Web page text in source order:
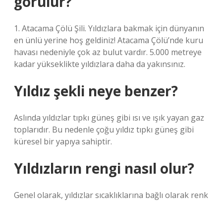
1. Atacama Çölü Şili. Yıldızlara bakmak için dünyanın
en ünlü yerine hoş geldiniz! Atacama Çölü’nde kuru
havası nedeniyle çok az bulut vardır. 5.000 metreye
kadar yükseklikte yıldızlara daha da yakınsınız.
Yıldız şekli neye benzer?
Aslında yıldızlar tıpkı güneş gibi ısı ve ışık yayan gaz
toplarıdır. Bu nedenle çoğu yıldız tıpkı güneş gibi
küresel bir yapıya sahiptir.
Yıldızların rengi nasıl olur?
Genel olarak, yıldızlar sıcaklıklarına bağlı olarak renk